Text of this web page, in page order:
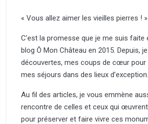
« Vous allez aimer les vieilles pierres ! »
C’est la promesse que je me suis faite
blog Ô Mon Château en 2015. Depuis,
découvertes, mes coups de cœur pour
mes séjours dans des lieux d’exception.
Au fil des articles, je vous emmène
rencontre de celles et ceux qui
pour préserver et faire vivre ces